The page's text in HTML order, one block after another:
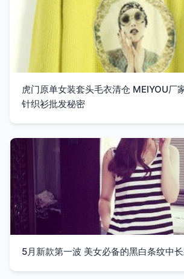
虎门原单女装套头毛衣清仓 MEIYOU厂
针织衫批发秘密
5月新款第一波 美女必备的黑白条纹中